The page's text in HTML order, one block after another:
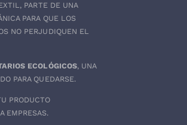
, PARTE DE UNA
PARA QUE LOS
NO PERJUDIQUEN EL
ECOLÓGICOS, UNA
PARA QUEDARSE.
PRODUCTO
EMPRESAS.